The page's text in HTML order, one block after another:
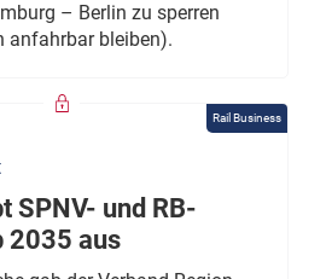
– Berlin zu sperren
anfahrbar bleiben).
Rail Business
SPNV- und RB-
2035 aus